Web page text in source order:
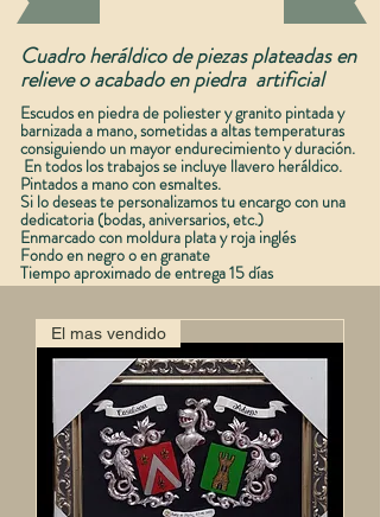
Cuadro heráldico de piezas plateadas en
relieve o acabado en piedra artificial
Escudos en piedra de poliester y granito pintada y
barnizada a mano, sometidas a altas temperaturas
consiguiendo un mayor endurecimiento y duración.
En todos los trabajos se incluye llavero heráldico.
Pintados a mano con esmaltes.
Si lo deseas te personalizamos tu encargo con una
dedicatoria (bodas, aniversarios, etc.)
Enmarcado con moldura plata y roja inglés
Fondo en negro o en granate
Tiempo aproximado de entrega 15 días
El mas vendido